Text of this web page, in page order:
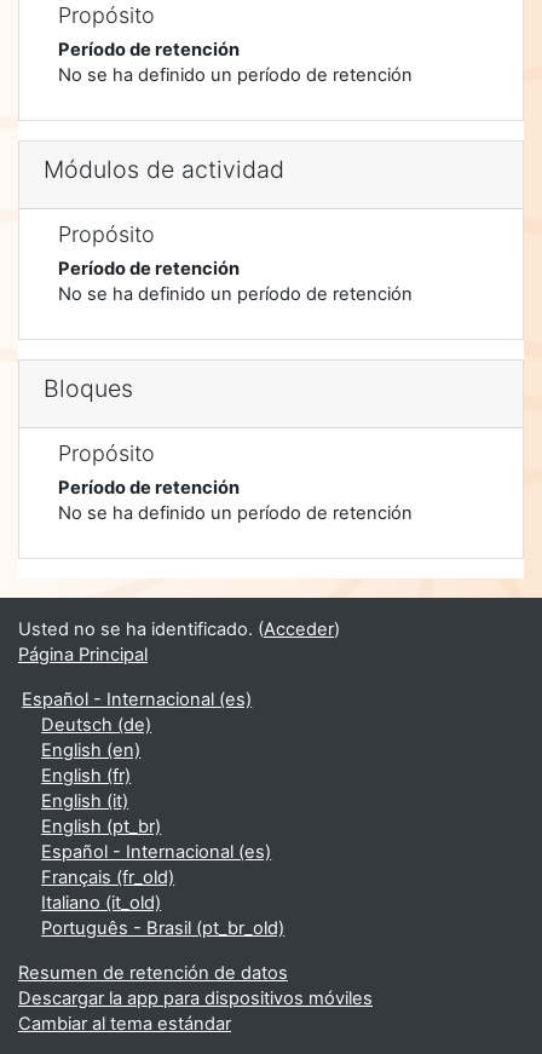
Propósito
Período de retención
No se ha definido un período de retención
Módulos de actividad
Propósito
Período de retención
No se ha definido un período de retención
Bloques
Propósito
Período de retención
No se ha definido un período de retención
Usted no se ha identificado. (Acceder)
Página Principal
Español - Internacional ‎(es)‎
Deutsch ‎(de)‎
English ‎(en)‎
English ‎(fr)‎
English ‎(it)‎
English ‎(pt_br)‎
Español - Internacional ‎(es)‎
Français ‎(fr_old)‎
Italiano ‎(it_old)‎
Português - Brasil ‎(pt_br_old)‎
Resumen de retención de datos
Descargar la app para dispositivos móviles
Cambiar al tema estándar